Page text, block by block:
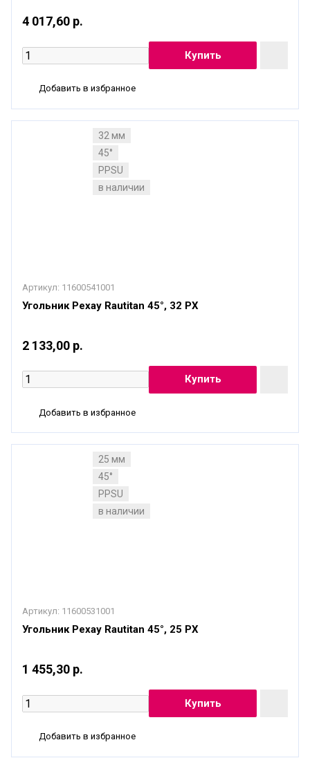
4 017,60 р.
Добавить в избранное
32 мм
45°
PPSU
в наличии
Артикул: 11600541001
Угольник Рехау Rautitan 45°, 32 PX
2 133,00 р.
Добавить в избранное
25 мм
45°
PPSU
в наличии
Артикул: 11600531001
Угольник Рехау Rautitan 45°, 25 PX
1 455,30 р.
Добавить в избранное